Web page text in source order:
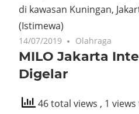
di kawasan Kuningan,
(Istimewa)
14/07/2019 Olahraga
MILO Jakarta
Digelar
46 total views , 1